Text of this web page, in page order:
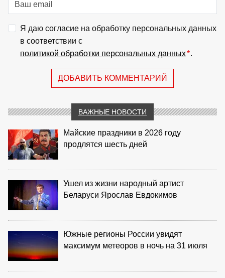
Я даю согласие на обработку персональных данных
в соответствии с
политикой обработки персональных данных*.
ДОБАВИТЬ КОММЕНТАРИЙ
ВАЖНЫЕ НОВОСТИ
Майские праздники в 2026 году
продлятся шесть дней
Ушел из жизни народный артист
Беларуси Ярослав Евдокимов
Южные регионы России увидят
максимум метеоров в ночь на 31 июля